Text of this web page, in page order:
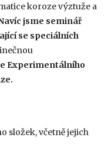
koroze výztuže a
jsme seminář
se speciálních
Experimentálního
složek, včetně jejich